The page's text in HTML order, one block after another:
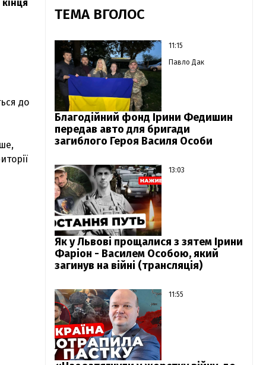
до
ТЕМА ВГОЛОС
11:15
Павло Дак
Благодійний фонд Ірини Федишин
передав авто для бригади
загиблого Героя Василя Особи
13:03
Як у Львові прощалися з зятем Ірини
Фаріон - Василем Особою, який
загинув на війні (трансляція)
11:55